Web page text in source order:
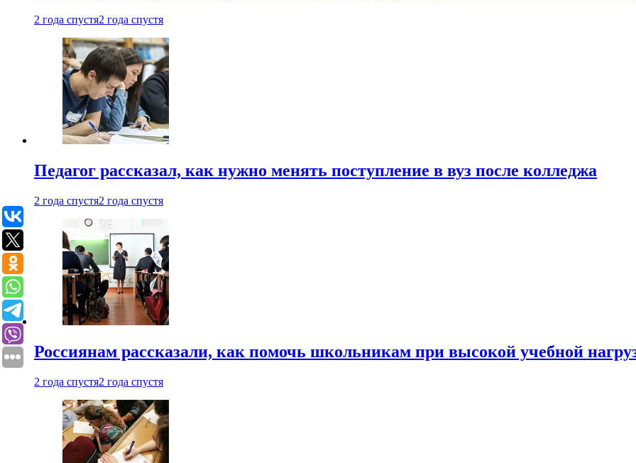
2 года спустя2 года спустя
Педагог рассказал, как нужно менять поступление в вуз после колледжа
2 года спустя2 года спустя
Россиянам рассказали, как помочь школьникам при высокой учебной
2 года спустя2 года спустя